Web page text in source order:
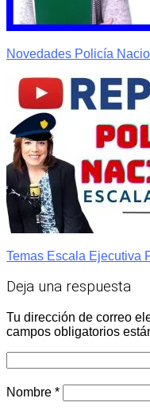
Novedades Policía
Temas Escala Ejecutiva
Deja una respuesta
Tu dirección de correo
campos obligatorios
Nombre *